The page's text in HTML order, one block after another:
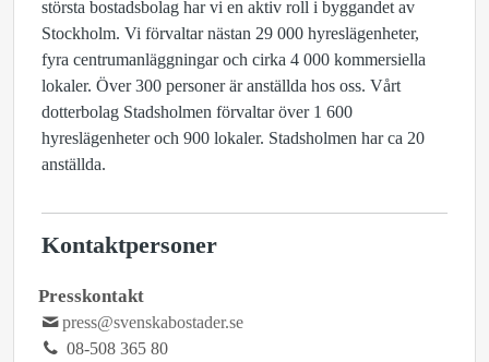
största bostadsbolag har vi en aktiv roll i byggandet av
Stockholm. Vi förvaltar nästan 29 000 hyreslägenheter,
fyra centrumanläggningar och cirka 4 000 kommersiella
lokaler. Över 300 personer är anställda hos oss. Vårt
dotterbolag Stadsholmen förvaltar över 1 600
hyreslägenheter och 900 lokaler. Stadsholmen har ca 20
anställda.
Kontaktpersoner
Presskontakt
press@svenskabostader.se
08-508 365 80